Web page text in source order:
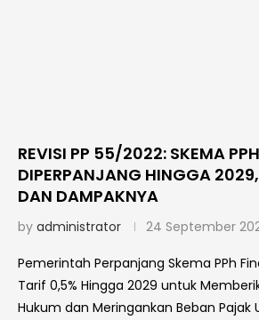
REVISI PP 55/2022: SKEMA
DIPERPANJANG HINGGA
DAN DAMPAKNYA
by administrator 24 September
Pemerintah Perpanjang Skema PPh
Tarif 0,5% Hingga 2029 untuk
Hukum dan Meringankan Beban Pajak